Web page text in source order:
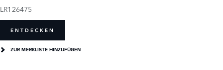
LR126475
ENTDECKEN
ZUR MERKLISTE HINZUFÜGEN